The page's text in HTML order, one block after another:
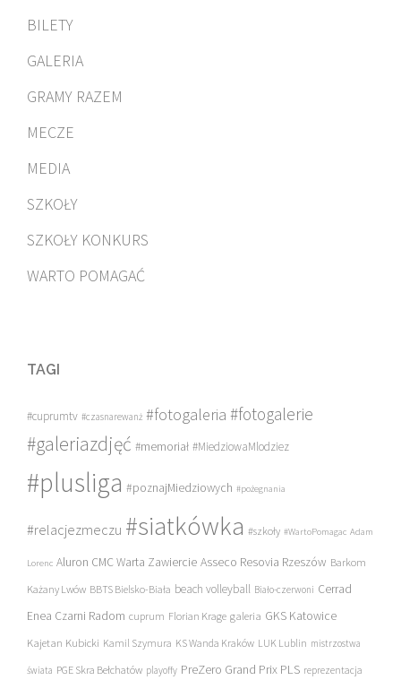
BILETY
GALERIA
GRAMY RAZEM
MECZE
MEDIA
SZKOŁY
SZKOŁY KONKURS
WARTO POMAGAĆ
TAGI
#cuprumtv #czasnarewanż #fotogaleria #fotogalerie
#galeriazdjęć #memoriał #MiedziowaMlodziez
#plusliga #poznajMiedziowych #pożegnania
#relacjezmeczu #siatkówka #szkoły #WartoPomagac Adam
Lorenc Aluron CMC Warta Zawiercie Asseco Resovia Rzeszów Barkom
Każany Lwów BBTS Bielsko-Biała beach volleyball Biało-czerwoni Cerrad
Enea Czarni Radom cuprum Florian Krage galeria GKS Katowice
Kajetan Kubicki Kamil Szymura KS Wanda Kraków LUK Lublin mistrzostwa
świata PGE Skra Bełchatów playoffy PreZero Grand Prix PLS reprezentacja